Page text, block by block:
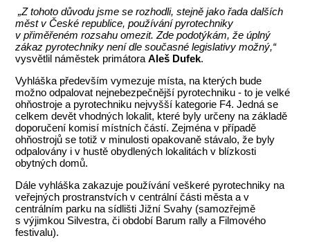
„Z tohoto důvodu jsme se rozhodli, stejně jako řada dalších
měst v České republice, používání pyrotechniky
v přiměřeném rozsahu omezit. Zde podotýkám, že úplný
zákaz pyrotechniky není dle současné legislativy možný,“
vysvětlil náměstek primátoraAleš Dufek.
Vyhláška především vymezuje místa, na kterých bude
možno odpalovat nejnebezpečnější pyrotechniku - to je velké
ohňostroje a pyrotechniku nejvyšší kategorie F4. Jedná se
celkem devět vhodných lokalit, které byly určeny na základě
doporučení komisí místních částí. Zejména v případě
ohňostrojů se totiž v minulosti opakovaně stávalo, že byly
odpalovány i v hustě obydlených lokalitách v blízkosti
obytných domů.
Dále vyhláška zakazuje používání veškeré pyrotechniky na
veřejných prostranstvích v centrální části města a v
centrálním parku na sídlišti Jižní Svahy (samozřejmě
s výjimkou Silvestra, či období Barum rally a Filmového
festivalu).